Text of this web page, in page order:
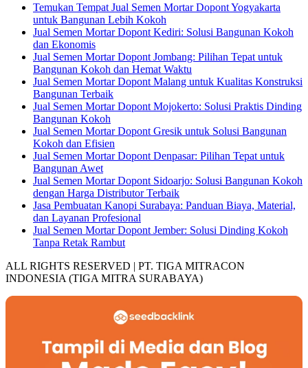
Temukan Tempat Jual Semen Mortar Dopont Yogyakarta
untuk Bangunan Lebih Kokoh
Jual Semen Mortar Dopont Kediri: Solusi Bangunan Kokoh
dan Ekonomis
Jual Semen Mortar Dopont Jombang: Pilihan Tepat untuk
Bangunan Kokoh dan Hemat Waktu
Jual Semen Mortar Dopont Malang untuk Kualitas Konstruksi
Bangunan Terbaik
Jual Semen Mortar Dopont Mojokerto: Solusi Praktis Dinding
Bangunan Kokoh
Jual Semen Mortar Dopont Gresik untuk Solusi Bangunan
Kokoh dan Efisien
Jual Semen Mortar Dopont Denpasar: Pilihan Tepat untuk
Bangunan Awet
Jual Semen Mortar Dopont Sidoarjo: Solusi Bangunan Kokoh
dengan Harga Distributor Terbaik
Jasa Pembuatan Kanopi Surabaya: Panduan Biaya, Material,
dan Layanan Profesional
Jual Semen Mortar Dopont Jember: Solusi Dinding Kokoh
Tanpa Retak Rambut
ALL RIGHTS RESERVED | PT. TIGA MITRACON
INDONESIA (TIGA MITRA SURABAYA)